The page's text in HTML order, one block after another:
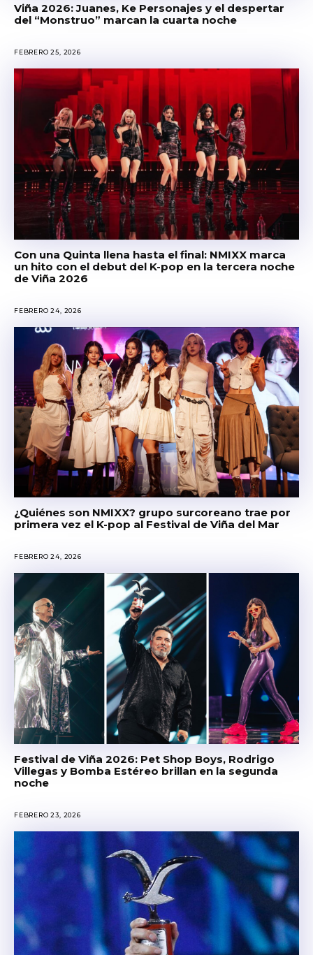
Viña 2026: Juanes, Ke Personajes y el despertar
del “Monstruo” marcan la cuarta noche
FEBRERO 25, 2026
Con una Quinta llena hasta el final: NMIXX marca
un hito con el debut del K-pop en la tercera noche
de Viña 2026
FEBRERO 24, 2026
¿Quiénes son NMIXX? grupo surcoreano trae por
primera vez el K-pop al Festival de Viña del Mar
FEBRERO 24, 2026
Festival de Viña 2026: Pet Shop Boys, Rodrigo
Villegas y Bomba Estéreo brillan en la segunda
noche
FEBRERO 23, 2026